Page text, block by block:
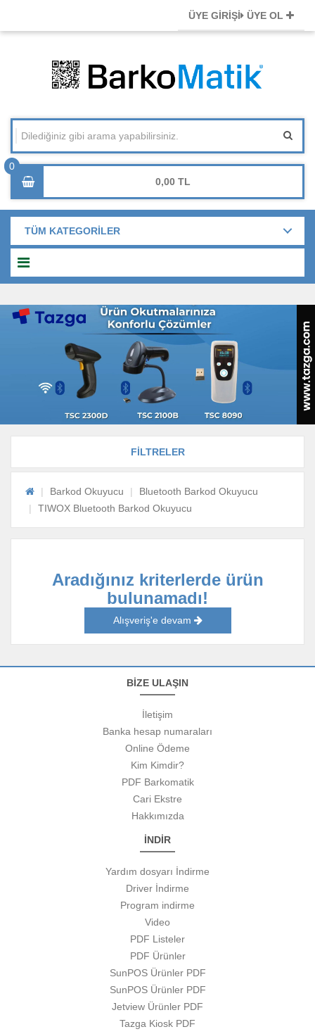
ÜYE GİRİŞİ ÜYE OL
0,00
TÜM KATEGORİLER
FİLTRELER
Barkod Okuyucu
Bluetooth Barkod Okuyucu
TIWOX Bluetooth Barkod Okuyucu
Aradığınız kriterlerde ürün
bulunamadı!
Alışveriş'e devam
BİZE ULAŞIN
İletişim
Banka hesap numaraları
Online Ödeme
Kim Kimdir?
PDF Barkomatik
Cari Ekstre
Hakkımızda
İNDİR
Yardım dosyarı İndirme
Driver İndirme
Program indirme
Video
PDF Listeler
PDF Ürünler
SunPOS Ürünler PDF
SunPOS Ürünler PDF
Jetview Ürünler PDF
Tazga Kiosk PDF